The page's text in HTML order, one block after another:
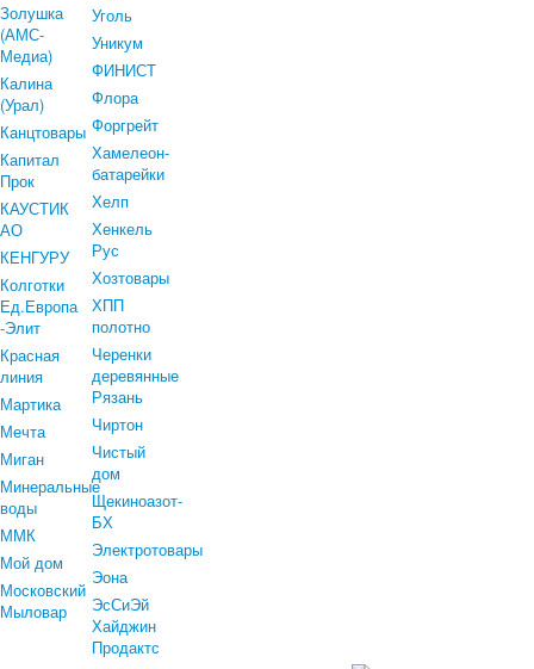
Золушка
(АМС-
Медиа)
Калина
(Урал)
Канцтовары
Капитал
Прок
КАУСТИК
АО
КЕНГУРУ
Колготки
Ед.Европа
-Элит
Красная
линия
Мартика
Мечта
Миган
Минеральные
воды
ММК
Мой дом
Московский
Мыловар
Уголь
Уникум
ФИНИСТ
Флора
Форгрейт
Хамелеон-
батарейки
Хелп
Хенкель
Рус
Хозтовары
ХПП
полотно
Черенки
деревянные
Рязань
Чиртон
Чистый
дом
Щекиноазот-
БХ
Электротовары
Эона
ЭсСиЭй
Хайджин
Продактс